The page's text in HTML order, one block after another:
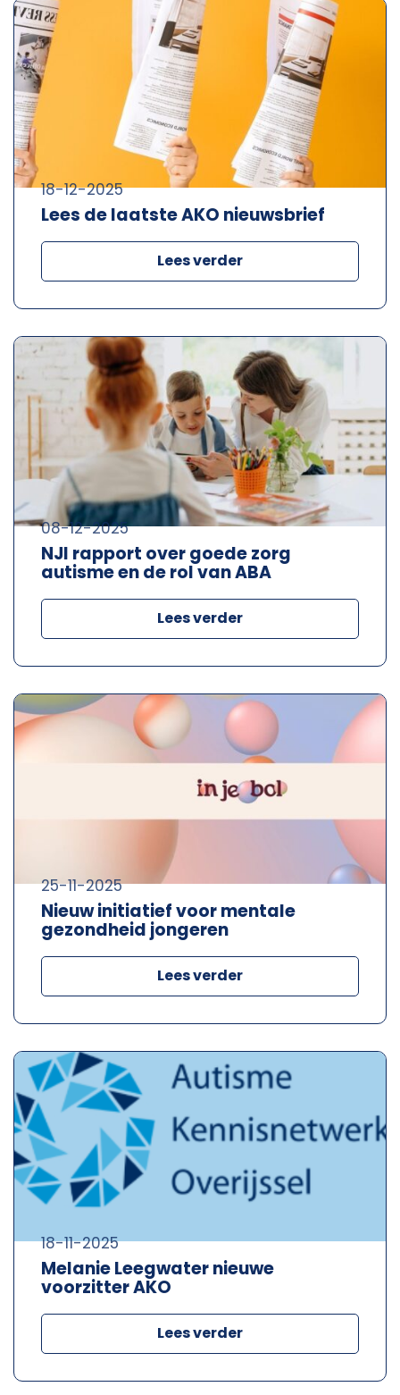
Lees de laatste AKO nieuwsbrief
18-12-2025
Lees verder
NJI rapport over goede zorg
autisme en de rol van ABA
08-12-2025
Lees verder
Nieuw initiatief voor mentale
gezondheid jongeren
25-11-2025
Lees verder
Melanie Leegwater nieuwe
voorzitter AKO
18-11-2025
Lees verder